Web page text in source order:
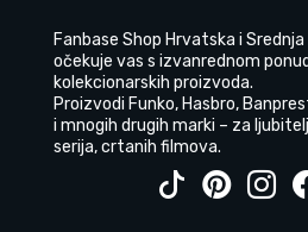
Fanbase Shop Hrvatska i
očekuje vas s izvanrednom
kolekcionarskih proizvoda.
Proizvodi Funko, Hasbro,
i mnogih drugih marki – za
serija, crtanih filmova.